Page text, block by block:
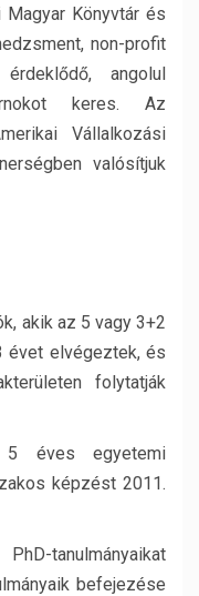
Könyvtár és
non-profit
angolul
keres. Az
Vállalkozási
valósítjuk
akik az 5 vagy 3+2
évet elvégeztek, és
folytatják
éves egyetemi
képzést 2011.
tanulmányaikat
befejezése